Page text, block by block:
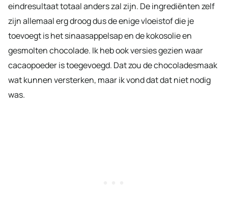
eindresultaat totaal anders zal zijn. De ingrediënten zelf
zijn allemaal erg droog dus de enige vloeistof die je
toevoegt is het sinaasappelsap en de kokosolie en
gesmolten chocolade. Ik heb ook versies gezien waar
cacaopoeder is toegevoegd. Dat zou de chocoladesmaak
wat kunnen versterken, maar ik vond dat dat niet nodig
was.